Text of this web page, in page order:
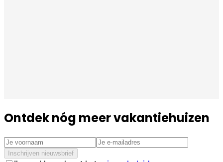
Ontdek nóg meer vakantiehuizen
Inschrijven nieuwsbrief